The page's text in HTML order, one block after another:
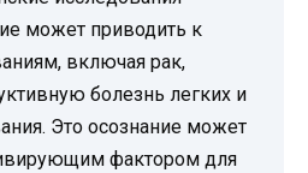
может приводить к
включая рак,
болезнь легких и
Это осознание может
фактором для